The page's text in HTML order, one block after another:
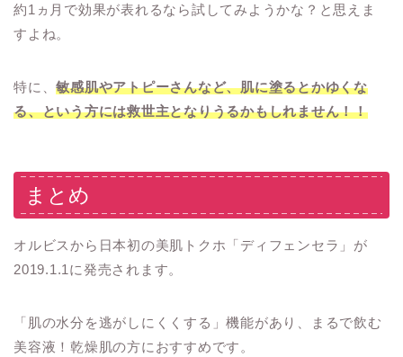
約1ヵ月で効果が表れるなら試してみようかな？と思えま
すよね。
特に、敏感肌やアトピーさんなど、肌に塗るとかゆくな
る、という方には救世主となりうるかもしれません！！
まとめ
オルビスから日本初の美肌トクホ「ディフェンセラ」が
2019.1.1に発売されます。
「肌の水分を逃がしにくくする」機能があり、まるで飲む
美容液！乾燥肌の方におすすめです。